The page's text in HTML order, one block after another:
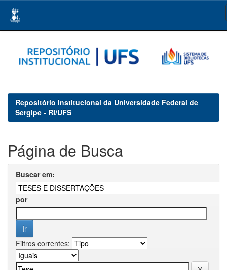
navigation
Repositório Institucional da Universidade Federal de
Sergipe - RI/UFS
Página de Busca
Buscar em:
por
Filtros correntes: